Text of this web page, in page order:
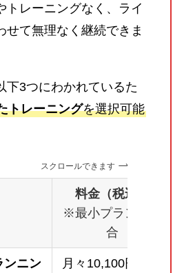
トレーニングなく、ライ
せて無理なく継続できま
下3つにわかれているた
トレーニングを選択可能
スクロールできます
料金（税込）
※最小プランの場
合
ンニン
月々10,100円～